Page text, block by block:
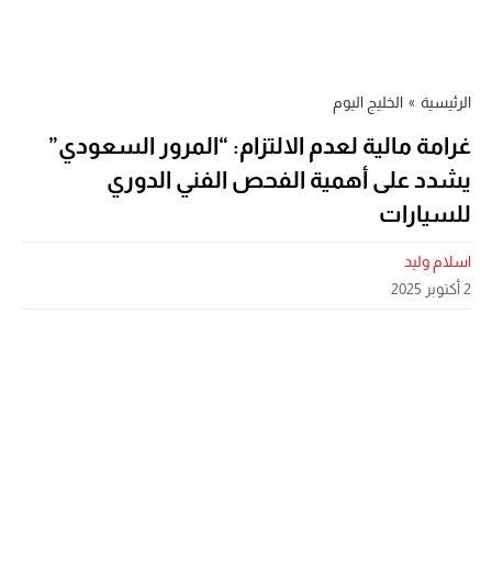
الرئيسية » الخليج اليوم
غرامة مالية لعدم الالتزام: “المرور السعودي”
يشدد على أهمية الفحص الفني الدوري
للسيارات
اسلام وليد
2 أكتوبر 2025